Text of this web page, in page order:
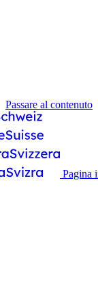
Passare al contenuto
Pagina